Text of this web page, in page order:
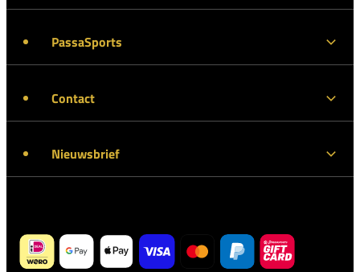
PassaSports
Contact
Nieuwsbrief